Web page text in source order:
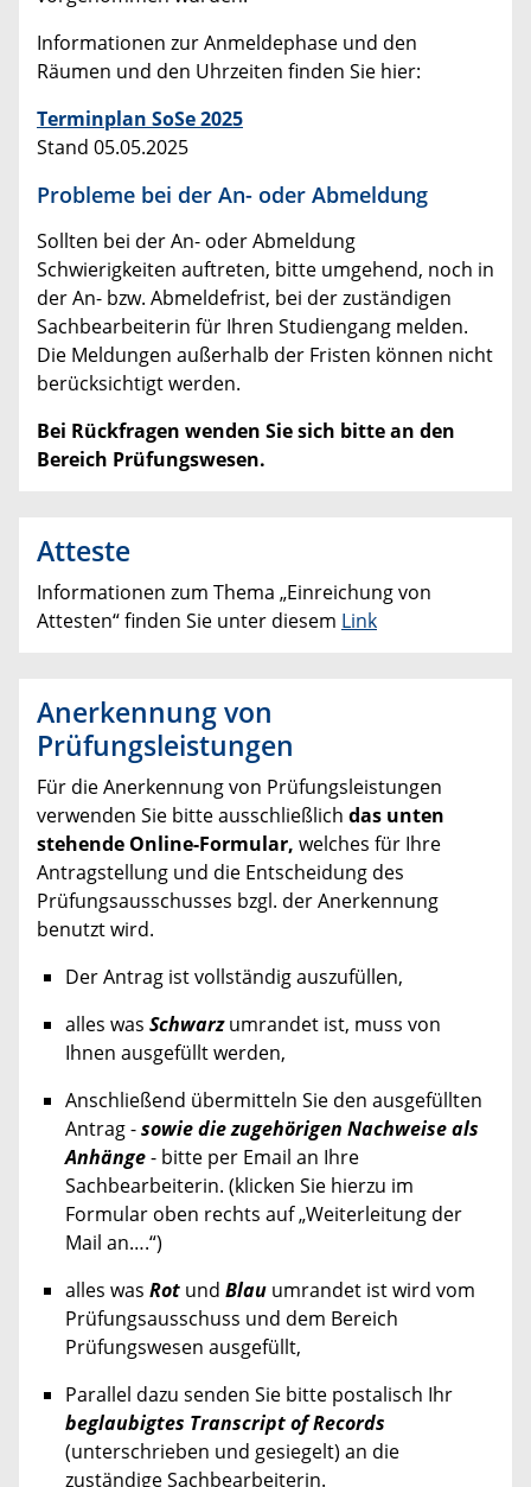
Informationen zur Anmeldephase und den
Räumen und den Uhrzeiten finden Sie hier:
Terminplan SoSe 2025
Stand 05.05.2025
Probleme bei der An- oder Abmeldung
Sollten bei der An- oder Abmeldung
Schwierigkeiten auftreten, bitte umgehend, noch in
der An- bzw. Abmeldefrist, bei der zuständigen
Sachbearbeiterin für Ihren Studiengang melden.
Die Meldungen außerhalb der Fristen können nicht
berücksichtigt werden.
Bei Rückfragen wenden Sie sich bitte an den
Bereich Prüfungswesen.
Atteste
Informationen zum Thema „Einreichung von
Attesten“ finden Sie unter diesem Link
Anerkennung von
Prüfungsleistungen
Für die Anerkennung von Prüfungsleistungen
verwenden Sie bitte ausschließlich das unten
stehende Online-Formular, welches für Ihre
Antragstellung und die Entscheidung des
Prüfungsausschusses bzgl. der Anerkennung
benutzt wird.
Der Antrag ist vollständig auszufüllen,
alles was Schwarzumrandet ist, muss von
Ihnen ausgefüllt werden,
Anschließend übermitteln Sie den ausgefüllten
Antrag -sowie die zugehörigen Nachweise als
Anhänge- bitte per Email an Ihre
Sachbearbeiterin. (klicken Sie hierzu im
Formular oben rechts auf „Weiterleitung der
Mail an….“)
alles was Rot und Blau umrandet ist wird vom
Prüfungsausschuss und dem Bereich
Prüfungswesen ausgefüllt,
Parallel dazu senden Sie bitte postalisch Ihr
beglaubigtes Transcript of Records
(unterschrieben und gesiegelt) an die
zuständige Sachbearbeiterin.